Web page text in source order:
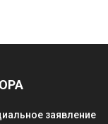
заявление